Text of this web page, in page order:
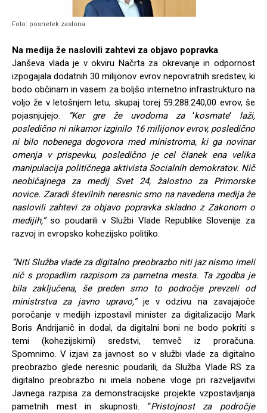
Foto: posnetek zaslona
Na medija že naslovili zahtevi za objavo popravka
Janševa vlada je v okviru Načrta za okrevanje in odpornost
izpogajala dodatnih 30 milijonov evrov nepovratnih sredstev, ki
bodo občinam in vasem za boljšo internetno infrastrukturo na
voljo že v letošnjem letu, skupaj torej 59.288.240,00 evrov, še
pojasnjujejo.
“Ker gre že uvodoma za‘kosmate‘ laži,
posledično ni nikamor izginilo 16 milijonov evrov, posledično
ni bilo nobenega dogovora med ministroma, ki ga novinar
omenja v prispevku, posledično je cel članek ena velika
manipulacija političnega aktivista Socialnih demokratov. Nič
neobičajnega za medij Svet 24, žalostno za Primorske
novice. Zaradi številnih neresnic smo na navedena medija že
naslovili zahtevi za objavo popravka skladno z Zakonom o
medijih,”so poudarili v Službi Vlade Republike Slovenije za
razvoj in evropsko kohezijsko politiko.
“Niti Služba vlade za digitalno preobrazbo niti jaz nismo imeli
nič s propadlim razpisom za pametna mesta. Ta zgodba je
bila zaključena, še preden smo to področje prevzeli od
ministrstva za javno upravo,”je v odzivu na zavajajoče
poročanje v medijih izpostavil minister za digitalizacijo Mark
Boris Andrijanič in dodal, da digitalni boni ne bodo pokriti s
temi (kohezijskimi) sredstvi, temveč iz proračuna.
Spomnimo.V izjavi za javnost so v službi vlade za digitalno
preobrazbo glede neresnic poudarili, da Služba Vlade RS za
digitalno preobrazbo ni imela nobene vloge pri razveljavitvi
Javnega razpisa za demonstracijske projekte vzpostavljanja
pametnih mest in skupnosti. “Pristojnost za področje